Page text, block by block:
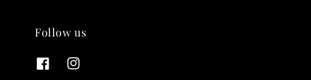
THT 九週年紀念 T-shirt
Follow us